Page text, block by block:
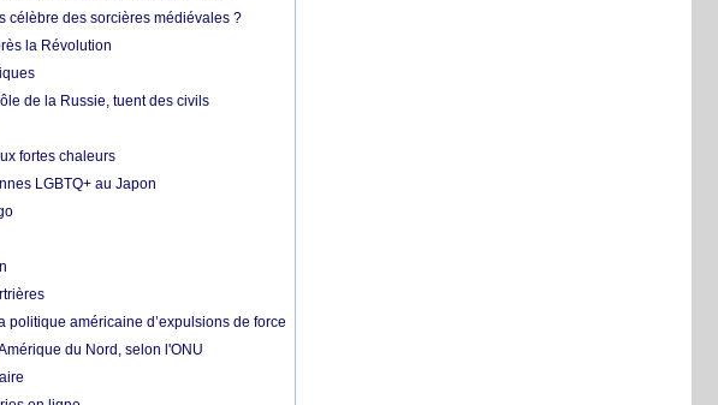
célèbre des sorcières médiévales ?
la Révolution
de la Russie, tuent des civils
fortes chaleurs
LGBTQ+ au Japon
américaine d’expulsions de force
du Nord, selon l'ONU